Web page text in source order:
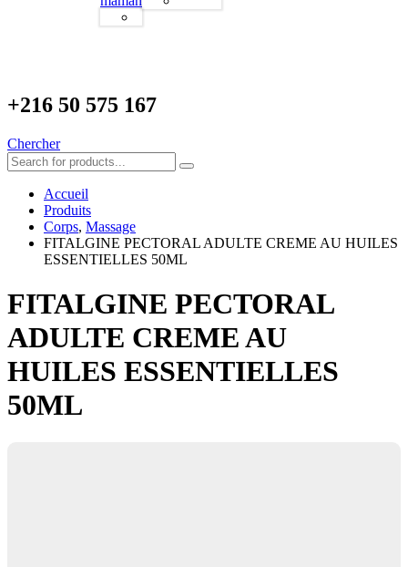
+216 50 575 167
Chercher
Accueil
Produits
Corps, Massage
FITALGINE PECTORAL ADULTE CREME AU HUILES
ESSENTIELLES 50ML
FITALGINE PECTORAL
ADULTE CREME AU
HUILES ESSENTIELLES
50ML